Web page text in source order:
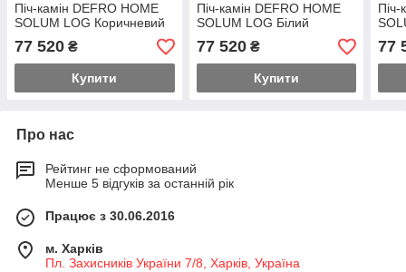
Піч-камін DEFRO HOME
SOLUM LOG Коричневий
77 520 ₴
Купити
Піч-камін DEFRO HOME
SOLUM LOG Білий
77 520₴
Купити
Піч-
77
Про нас
Рейтинг не сформований
Менше 5 відгуків за останній рік
Працює з 30.06.2016
м. Харків
Пл. Захисників України 7/8, Харків, Україна